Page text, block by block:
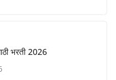
भरती 2026